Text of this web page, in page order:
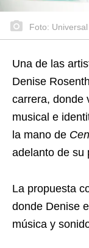
Foto:
Una de las
Denise
carrera, donde
musical e
la mano de
adelanto de su
La propuesta
donde Denise
música y